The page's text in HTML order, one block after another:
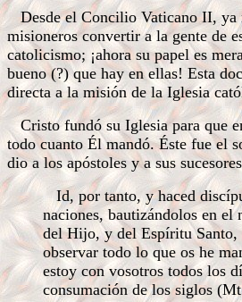
Desde el Concilio Vaticano II, ya
misioneros convertir a la gente de
catolicismo; ¡ahora su papel es
bueno (?) que hay en ellas! Esta
directa a la misión de la Iglesia
Cristo fundó su Iglesia para que
todo cuanto Él mandó. Éste fue el
dio a los apóstoles y a sus
Id, por tanto, y haced
naciones, bautizándolos en el
del Hijo, y del Espíritu Santo,
observar todo lo que os he
estoy con vosotros todos los
consumación de los siglos